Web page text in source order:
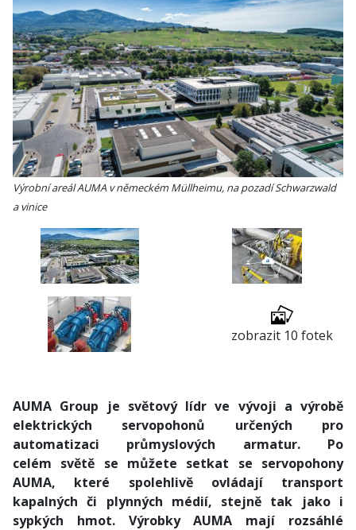
Výrobní areál AUMA v německém Müllheimu, na pozadí Schwarzwald
a vinice
zobrazit 10 fotek
AUMA Group je světový lídr ve vývoji a výrobě
elektrických servopohonů určených pro
automatizaci průmyslových armatur. Po
celém světě se můžete setkat se servopohony
AUMA, které spolehlivě ovládají transport
kapalných či plynných médií, stejně tak jako i
sypkých hmot. Výrobky AUMA mají rozsáhlé